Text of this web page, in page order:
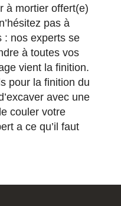
à mortier offert(e)
pas à
: nos experts se
à toutes vos
vient la finition.
pour la finition du
excaver avec une
couler votre
a ce qu’il faut